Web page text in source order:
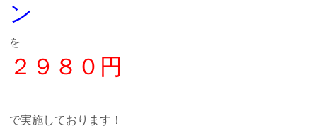
ン
を
２９８０円
で実施しております！